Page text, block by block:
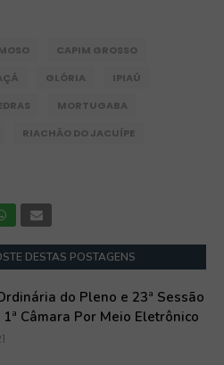
CAPIM GROSSO
GLÓRIA
IPIAÚ
MORTUGABA
RIACHÃO DO JACUÍPE
DESTAS POSTAGENS
do Pleno e 23ª Sessão
Câmara Por Meio Eletrônico